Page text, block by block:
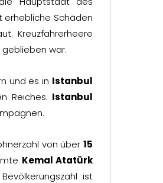
erhebliche Schäden
Kreuzfahrerheere
war.
und es in Istanbul
Reiches. Istanbul
von über15
Kemal Atatürk
ist